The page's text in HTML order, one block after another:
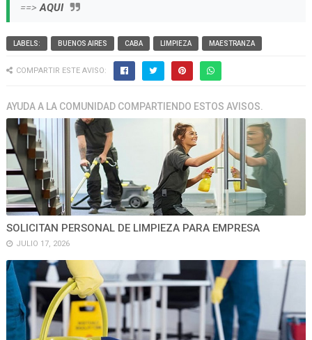
==>AQUI
LABELS: BUENOS AIRES CABA LIMPIEZA MAESTRANZA
COMPARTIR ESTE AVISO:
AYUDA A LA COMUNIDAD COMPARTIENDO ESTOS AVISOS.
SOLICITAN PERSONAL DE LIMPIEZA PARA EMPRESA
JULIO 17, 2026